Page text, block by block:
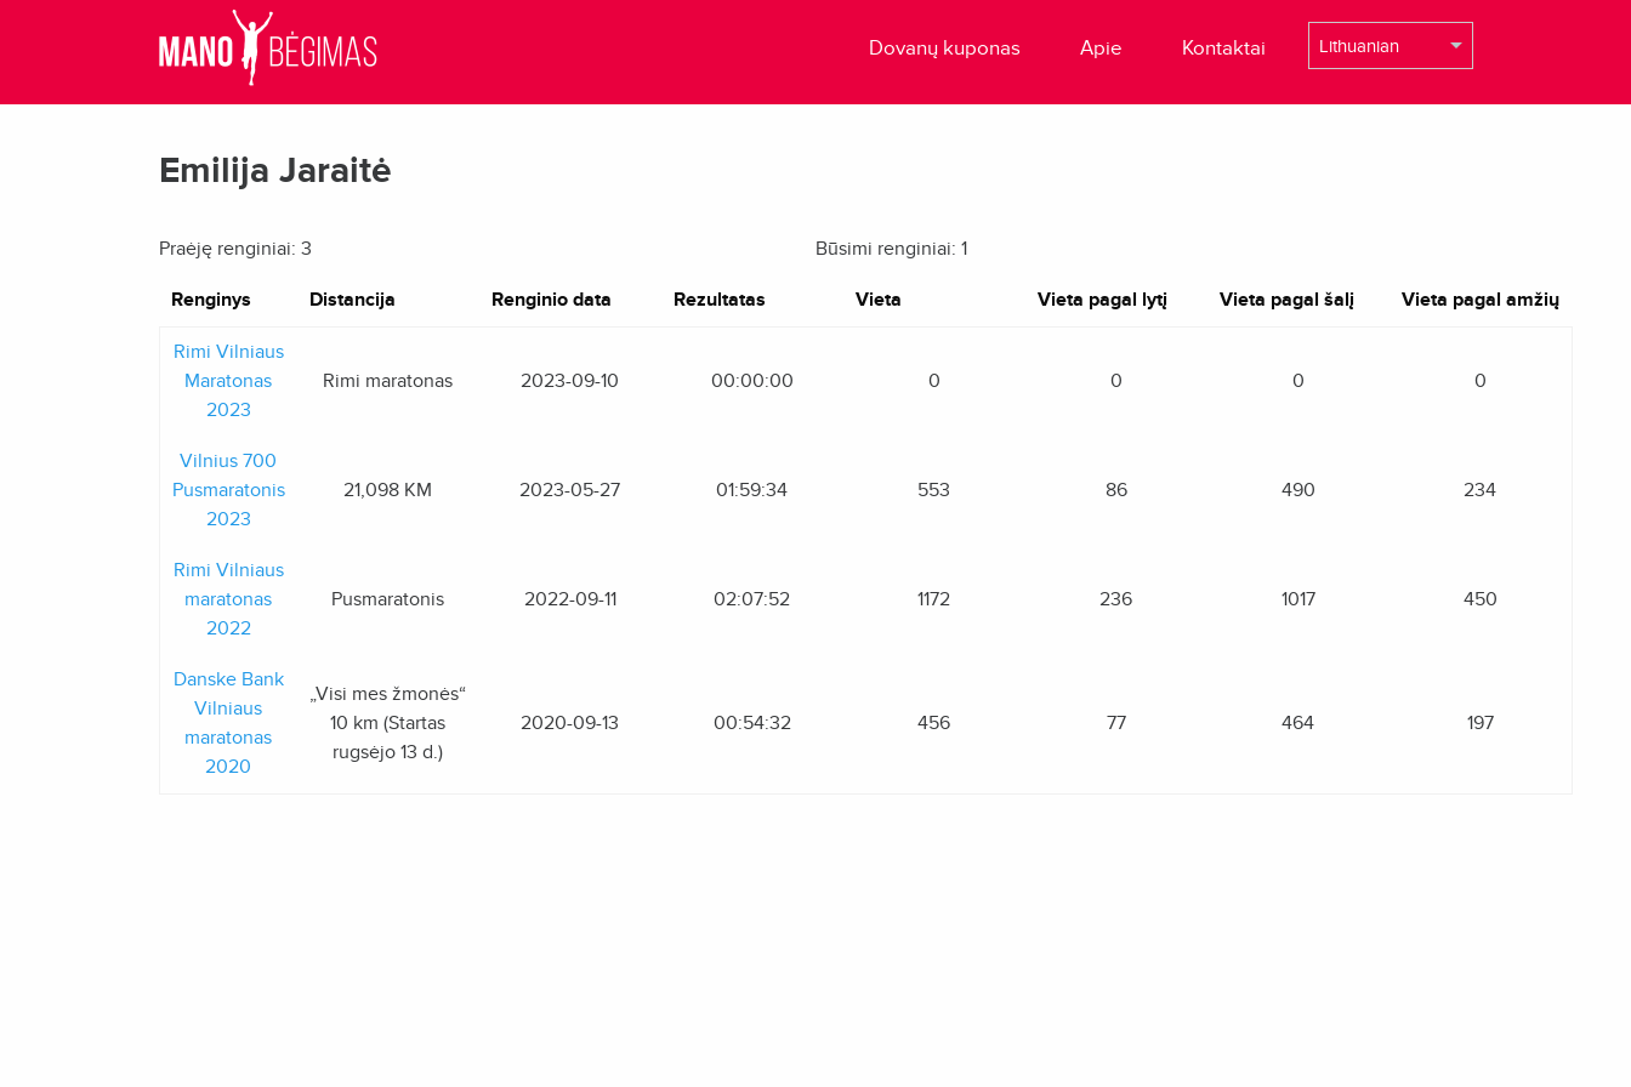
Dovanų kuponas Apie Kontaktai
Emilija Jaraitė
Praėję renginiai: 3 Būsimi renginiai: 1
Renginys Distancija Renginio data Rezultatas Vieta Vieta pagal lytį Vieta pagal šalį Vieta pagal amžių
Rimi Vilniaus
Maratonas
2023
Rimi maratonas 2023-09-10 00:00:00 0 0 0 0
Vilnius 700
Pusmaratonis
2023
21,098 KM 2023-05-27 01:59:34 553 86 490 234
Rimi Vilniaus
maratonas
2022
Pusmaratonis 2022-09-11 02:07:52 1172 236 1017 450
Danske Bank
Vilniaus
maratonas
2020
„Visi mes žmonės“
10 km (Startas
rugsėjo 13 d.)
2020-09-13 00:54:32 456 77 464 197